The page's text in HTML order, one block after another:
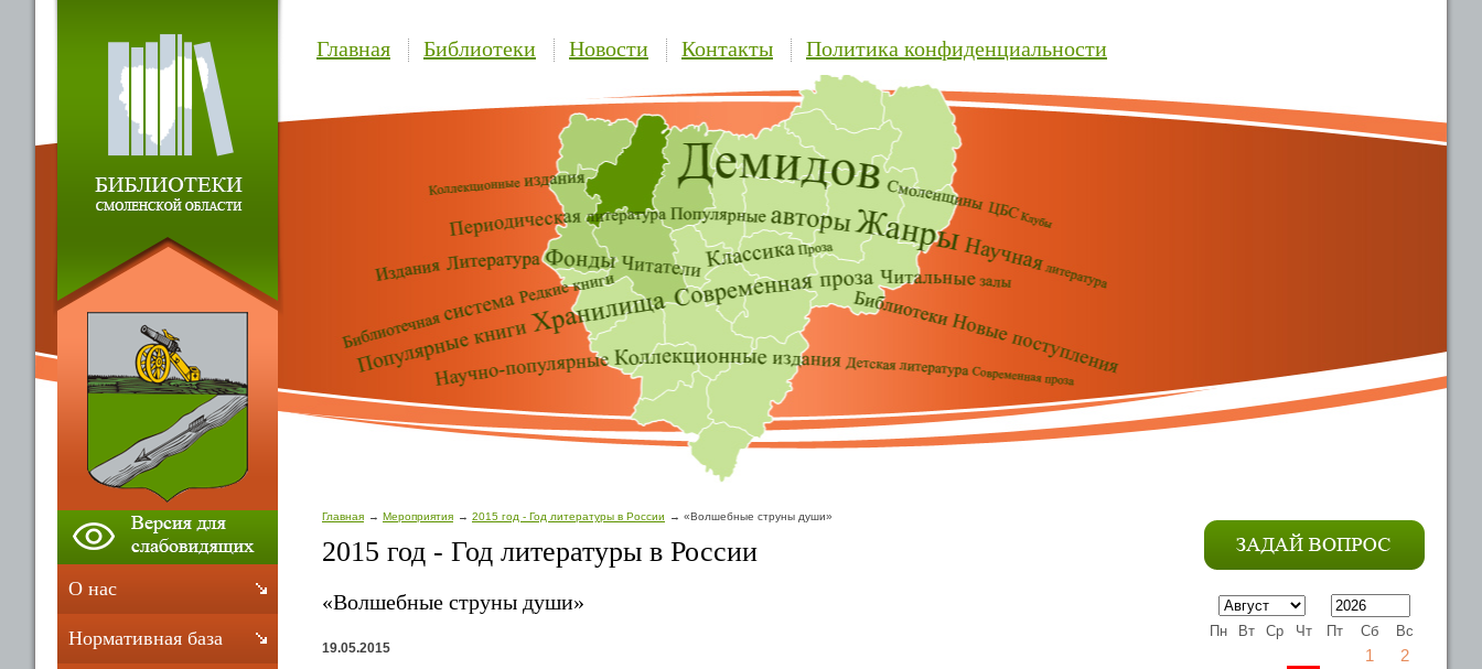
Главная Библиотеки Новости Контакты Политика конфиденциальности
Главная Мероприятия 2015 год - Год литературы в России «Волшебные струны души»
2015 год - Год литературы в России
«Волшебные струны души»
19.05.2015
О нас
Нормативная база Пн Вт Ср Чт Пт Сб Вс
1
2